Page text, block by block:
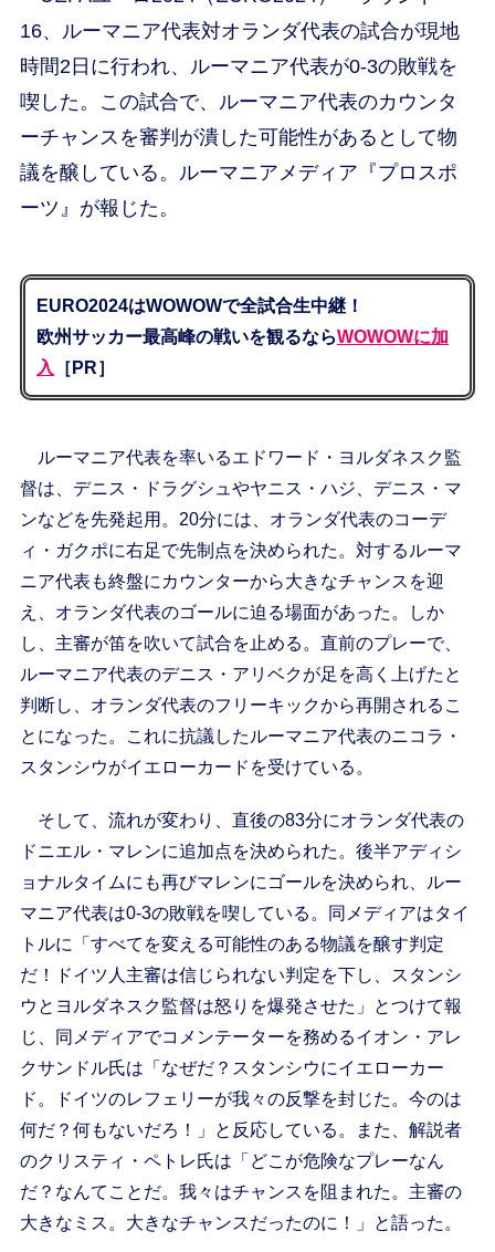
16、ルーマニア代表対オランダ代表の試合が現地
時間2日に行われ、ルーマニア代表が0-3の敗戦を
喫した。この試合で、ルーマニア代表のカウンタ
ーチャンスを審判が潰した可能性があるとして物
議を醸している。ルーマニアメディア『プロスポ
ーツ』が報じた。
EURO2024はWOWOWで全試合生中継！
欧州サッカー最高峰の戦いを観るならWOWOWに加
入
［PR］
ルーマニア代表を率いるエドワード・ヨルダネスク監
督は、デニス・ドラグシュやヤニス・ハジ、デニス・マ
ンなどを先発起用。20分には、オランダ代表のコーデ
ィ・ガクポに右足で先制点を決められた。対するルーマ
ニア代表も終盤にカウンターから大きなチャンスを迎
え、オランダ代表のゴールに迫る場面があった。しか
し、主審が笛を吹いて試合を止める。直前のプレーで、
ルーマニア代表のデニス・アリベクが足を高く上げたと
判断し、オランダ代表のフリーキックから再開されるこ
とになった。これに抗議したルーマニア代表のニコラ・
スタンシウがイエローカードを受けている。
そして、流れが変わり、直後の83分にオランダ代表の
ドニエル・マレンに追加点を決められた。後半アディシ
ョナルタイムにも再びマレンにゴールを決められ、ルー
マニア代表は0-3の敗戦を喫している。同メディアはタイ
トルに「すべてを変える可能性のある物議を醸す判定
だ！ドイツ人主審は信じられない判定を下し、スタンシ
ウとヨルダネスク監督は怒りを爆発させた」とつけて報
じ、同メディアでコメンテーターを務めるイオン・アレ
クサンドル氏は「なぜだ？スタンシウにイエローカー
ド。ドイツのレフェリーが我々の反撃を封じた。今のは
何だ？何もないだろ！」と反応している。また、解説者
のクリスティ・ペトレ氏は「どこが危険なプレーなん
だ？なんてことだ。我々はチャンスを阻まれた。主審の
大きなミス。大きなチャンスだったのに！」と語った。